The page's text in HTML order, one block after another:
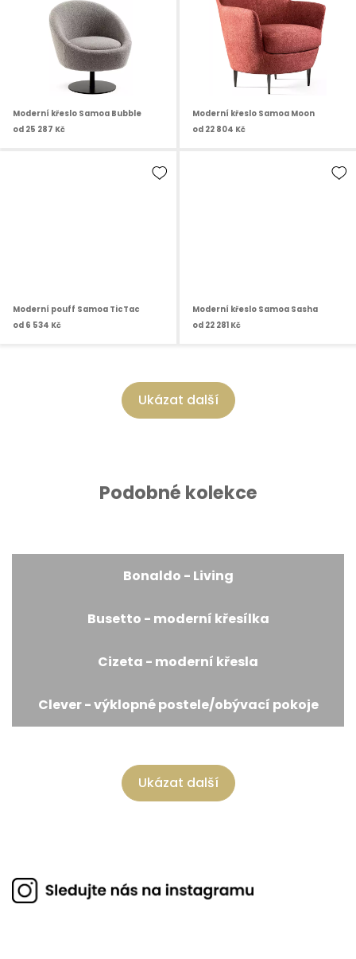
Moderní křeslo Samoa Bubble
od 25 287 Kč
Moderní křeslo Samoa Moon
od 22 804 Kč
Moderní pouff Samoa TicTac
od 6 534 Kč
Moderní křeslo Samoa Sasha
od 22 281 Kč
Ukázat další
Podobné kolekce
Bonaldo - Living
Busetto - moderní křesílka
Cizeta - moderní křesla
Clever - výklopné postele/obývací pokoje
Ukázat další